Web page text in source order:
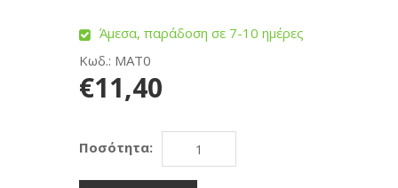
Άμεσα, παράδοση σε 7-10 ημέρες
Κωδ.: MAT0
€11,40
Ποσότητα: